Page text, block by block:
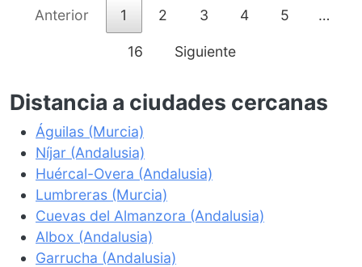
Anterior 1 2 3 4 5 …
16 Siguiente
Distancia a ciudades cercanas
Águilas (Murcia)
Níjar (Andalusia)
Huércal-Overa (Andalusia)
Lumbreras (Murcia)
Cuevas del Almanzora (Andalusia)
Albox (Andalusia)
Garrucha (Andalusia)